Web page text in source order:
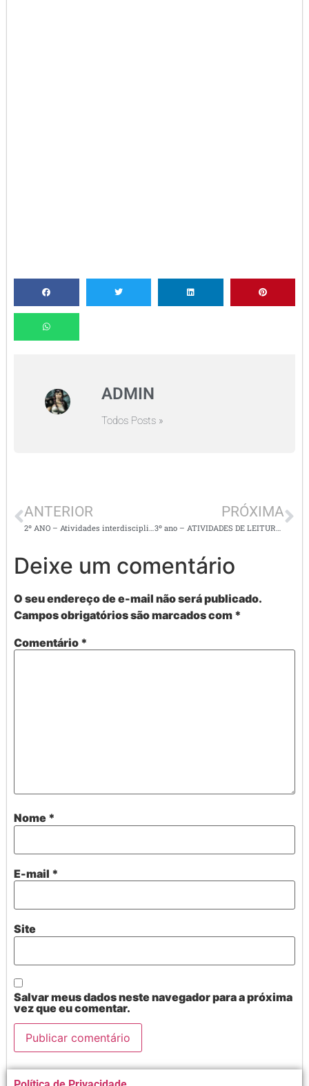
ADMIN
Todos Posts »
ANTERIOR PRÓXIMA
Deixe um comentário
O seu endereço de e-mail não será publicado.
Campos obrigatórios são marcados com *
Comentário *
Nome *
E-mail *
Site
Salvar meus dados neste navegador para a próxima
vez que eu comentar.
Alternative: